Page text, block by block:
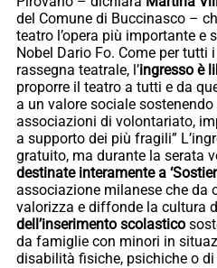
del Comune di Buccinasco –
teatro l’opera più importante e
Nobel Dario Fo. Come per tutti
rassegna teatrale, l’ingresso è
proporre il teatro a tutti e da
a un valore sociale
associazioni di volontariato,
a supporto dei più fragili”
gratuito, ma durante la serata
destinate interamente a
associazione milanese che da
valorizza e diffonde la cultura
dell’inserimento scolastico
da famiglie con minori in
disabilità fisiche, psichiche o